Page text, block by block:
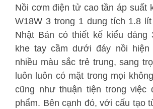
Nồi cơm điện tử cao tần áp suất
W18W 3 trong 1 dung tích 1.8
Nhật Bản có thiết kế kiểu dáng
khe tay cầm dưới đáy nồi hiện
nhiều màu sắc trẻ trung, sang
luôn luôn có mặt trong mọi
cũng như thuận tiện trong việc
phẩm. Bên cạnh đó, với cấu tạo